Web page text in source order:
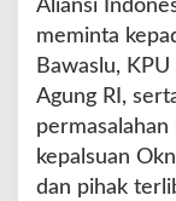
Aliansi
meminta
Bawaslu,
Agung RI,
kepalsuan
dan pihak